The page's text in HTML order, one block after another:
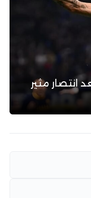
انتصار مثير